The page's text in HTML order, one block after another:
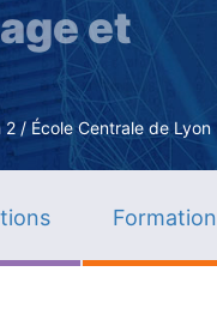
et
/ École Centrale de Lyon
Formation